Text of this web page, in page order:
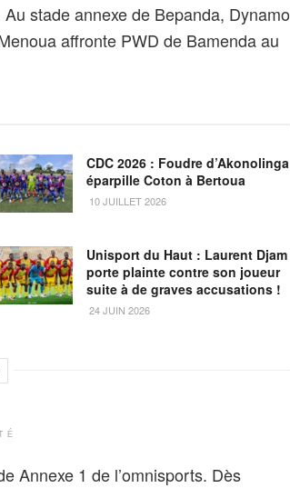
stade annexe de Bepanda, Dynamo
affronte PWD de Bamenda au
CDC 2026 : Foudre d’Akonolinga
éparpille Coton à Bertoua
10 JUILLET 2026
Unisport du Haut : Laurent Djam
porte plainte contre son joueur
suite à de graves accusations !
24 JUIN 2026
Annexe 1 de l’omnisports. Dès